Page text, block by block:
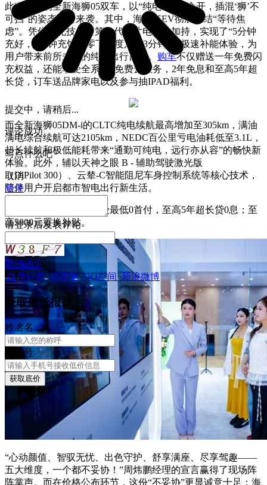
此次登场的全新海狮05双车，以“纯电‘狮’力全开，插混‘狮’不
可挡”的姿态强势来袭。其中，海狮05EV彻底终结“等待焦
虑”。凭借闪充技术与第二代刀片电池的加持，实现了“5分钟
充好，9分钟充饱，零下30度只多3分钟”的极速补能体验，为
用户带来前所未有的纯电出行自由。 购车不仅赠送一年免费闪
充权益，还能享受全系2年免费云服务，2年免息和至高5年超
长贷，订车送品牌家电以及参与抽IPAD福利。
而全新海狮05DM-i的CLTC纯电续航最高增加至305km，满油
满电综合续航可达2105km，NEDC百公里亏电油耗低至3.1L，
超长续航和极低能耗带来“通勤可纯电，远行亦从容”的畅快新
体验。此外，辅以天神之眼 B - 辅助驾驶激光版
（DiPilot 300）、云辇-C智能阻尼车身控制系统等核心技术，
陪伴用户开启都市智电出行新生活。
活动期间，购车还可享受最低0首付，至高5年超长贷0息；至
高5000元置换补贴。
“心动颜值、智驭无忧、出色守护、舒享满座、尽享驾趣——
五大维度，一个都不妥协！”周炜鹏经理的宣言赢得了现场阵
阵掌声。而在价格公布环节，这份“不妥协”更显诚意十足：海
提交中，请稍后...
评论成功
写点什么吧
取消
登录
请登录后发表评论
取消确定
微信好友 朋友圈 QQ空间 新浪微博
获取最低报价
姓名名
手机号
获取底价